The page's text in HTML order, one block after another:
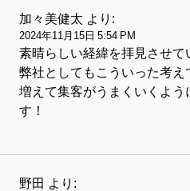
加々美健太 より:
2024年11月15日 5:54 PM
素晴らしい経緯を拝見させて
弊社としてもこういった考
増えて集客がうまくいくよう
す！
野田 より: